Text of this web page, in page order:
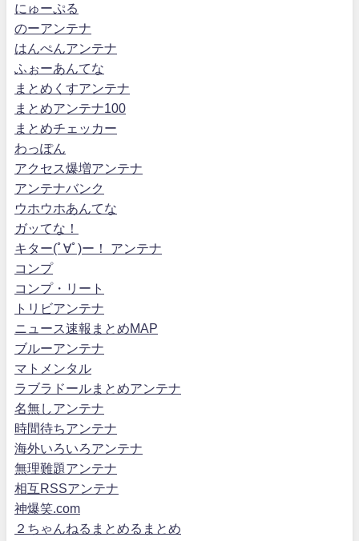
にゅーぷる
のーアンテナ
はんぺんアンテナ
ふぉーあんてな
まとめくすアンテナ
まとめアンテナ100
まとめチェッカー
わっぽん
アクセス爆増アンテナ
アンテナバンク
ウホウホあんてな
ガッてな！
キター(ﾟ∀ﾟ)ー！ アンテナ
コンプ
コンプ・リート
トリビアンテナ
ニュース速報まとめMAP
ブルーアンテナ
マトメンタル
ラブラドールまとめアンテナ
名無しアンテナ
時間待ちアンテナ
海外いろいろアンテナ
無理難題アンテナ
相互RSSアンテナ
神爆笑.com
２ちゃんねるまとめるまとめ